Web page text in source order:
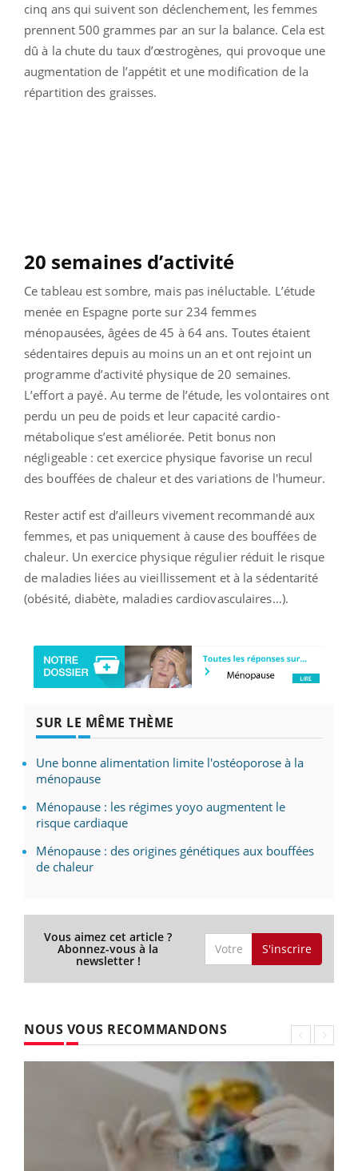
cinq ans qui suivent son déclenchement, les femmes
prennent 500 grammes par an sur la balance. Cela est
dû à la chute du taux d’œstrogènes, qui provoque une
augmentation de l’appétit et une modification de la
répartition des graisses.
20 semaines d’activité
Ce tableau est sombre, mais pas inéluctable. L’étude
menée en Espagne porte sur 234 femmes
ménopausées, âgées de 45 à 64 ans. Toutes étaient
sédentaires depuis au moins un an et ont rejoint un
programme d’activité physique de 20 semaines.
L’effort a payé. Au terme de l’étude, les volontaires ont
perdu un peu de poids et leur capacité cardio-
métabolique s’est améliorée. Petit bonus non
négligeable : cet exercice physique favorise un recul
des bouffées de chaleur et des variations de l'humeur.
Rester actif est d’ailleurs vivement recommandé aux
femmes, et pas uniquement à cause des bouffées de
chaleur. Un exercice physique régulier réduit le risque
de maladies liées au vieillissement et à la sédentarité
(obésité, diabète, maladies cardiovasculaires…).
SUR LE MÊME THÈME
Une bonne alimentation limite l'ostéoporose à la
ménopause
Ménopause : les régimes yoyo augmentent le
risque cardiaque
Ménopause : des origines génétiques aux bouffées
de chaleur
Vous aimez cet article ?
Abonnez-vous à la
newsletter !
S'inscrire
NOUS VOUS RECOMMANDONS